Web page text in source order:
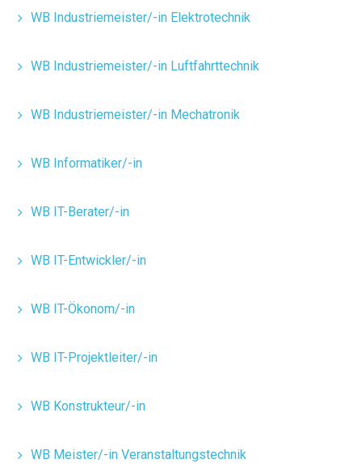
WB Industriemeister/-in Elektrotechnik
WB Industriemeister/-in Luftfahrttechnik
WB Industriemeister/-in Mechatronik
WB Informatiker/-in
WB IT-Berater/-in
WB IT-Entwickler/-in
WB IT-Ökonom/-in
WB IT-Projektleiter/-in
WB Konstrukteur/-in
WB Meister/-in Veranstaltungstechnik